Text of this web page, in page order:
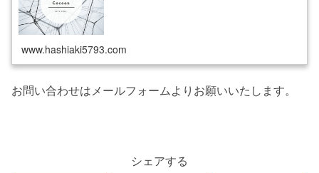
www.hashiaki5793.com
お問い合わせはメールフォームよりお願いいたします。
シェアする